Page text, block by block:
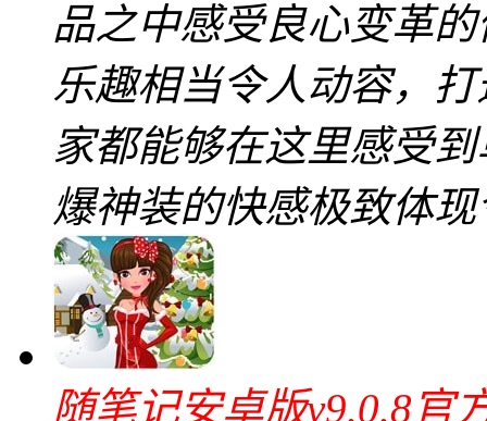
品之中感受良心变革
乐趣相当令人动容，
家都能够在这里感受
爆神装的快感极致体
随笔记安卓版v9.0.8官